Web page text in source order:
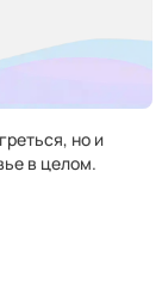
но и
в целом.